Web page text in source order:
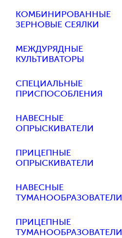
КОМБИНИРОВАННЫЕ
ЗЕРНОВЫЕ СЕЯЛКИ
МЕЖДУРЯДНЫЕ
КУЛЬТИВАТОРЫ
СПЕЦИАЛЬНЫЕ
ПРИСПОСОБЛЕНИЯ
НАВЕСНЫЕ
ОПРЫСКИВАТЕЛИ
ПРИЦЕПНЫЕ
ОПРЫСКИВАТЕЛИ
НАВЕСНЫЕ
ТУМАНООБРАЗОВАТЕЛИ
ПРИЦЕПНЫЕ
ТУМАНООБРАЗОВАТЕЛИ